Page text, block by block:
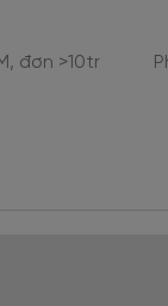
đơn >10tr